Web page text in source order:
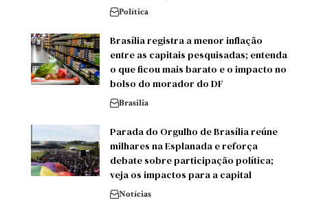
Política
Brasília registra a menor inflação
entre as capitais pesquisadas; entenda
o que ficou mais barato e o impacto no
bolso do morador do DF
Brasilia
Parada do Orgulho de Brasília reúne
milhares na Esplanada e reforça
debate sobre participação política;
veja os impactos para a capital
Notícias